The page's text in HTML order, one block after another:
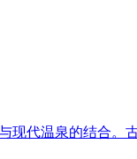
现代温泉的结合